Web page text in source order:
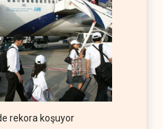
rekora koşuyor